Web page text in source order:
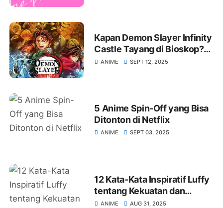
Kapan Demon Slayer Infinity
Castle Tayang di Bioskop?
Akan Dirilis di Netflix?
ANIME SEPT 12, 2025
5 Anime Spin-Off yang Bisa
Ditonton di Netflix
ANIME SEPT 03, 2025
12 Kata-Kata Inspiratif Luffy
tentang Kekuatan dan
Persamaan dalam One Piece
ANIME AUG 31, 2025